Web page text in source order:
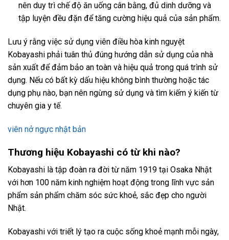
nên duy trì chế độ ăn uống cân bằng, đủ dinh dưỡng và
tập luyện đều đặn để tăng cường hiệu quả của sản phẩm.
Lưu ý rằng việc sử dụng viên điều hòa kinh nguyệt
Kobayashi phải tuân thủ đúng hướng dẫn sử dụng của nhà
sản xuất để đảm bảo an toàn và hiệu quả trong quá trình sử
dụng. Nếu có bất kỳ dấu hiệu không bình thường hoặc tác
dụng phụ nào, bạn nên ngừng sử dụng và tìm kiếm ý kiến từ
chuyên gia y tế.
viên nở ngực nhật bản
Thương hiệu Kobayashi có từ khi nào?
Kobayashi là tập đoàn ra đời từ năm 1919 tại Osaka Nhật
với hơn 100 năm kinh nghiệm hoạt động trong lĩnh vực sản
phẩm sản phẩm chăm sóc sức khoẻ, sắc đẹp cho người
Nhật.
Kobayashi với triết lý tạo ra cuộc sống khoẻ mạnh mỗi ngày,